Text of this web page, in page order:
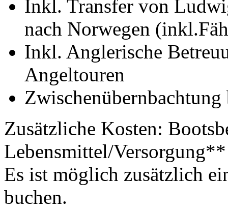
Inkl. Transfer von
nach Norwegen
Inkl. Anglerische
Angeltouren
Zusätzliche Kosten:
Lebensmittel/Versorgung**
Es ist möglich zusätzlich
buchen.